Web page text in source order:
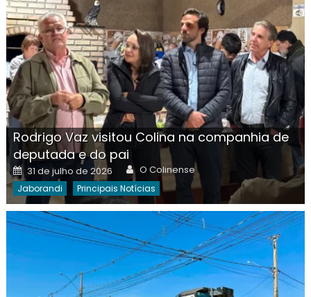
Rodrigo Vaz visitou Colina na companhia de
deputada e do pai
Posted
on
31 de julho de 2026 Author
O Colinense
Jaborandi Principais Notícias